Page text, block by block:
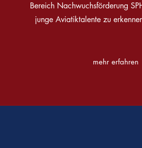
Bereich Nachwuchsförderung
junge Aviatiktalente zu
mehr erfahren